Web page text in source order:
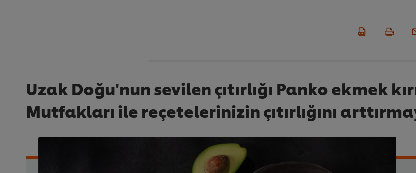
Uzak Doğu'nun sevilen çıtırlığı Panko ekmek
Mutfakları ile reçetelerinizin çıtırlığını